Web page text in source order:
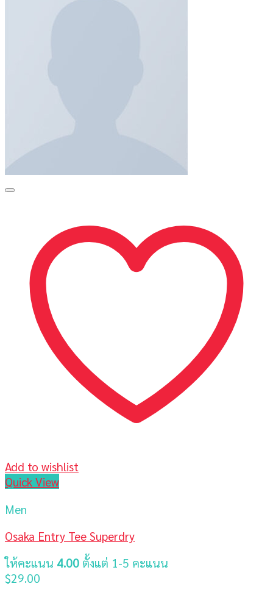
Add to wishlist
Quick View
Men
Osaka Entry Tee Superdry
ให้คะแนน 4.00 ตั้งแต่ 1-5 คะแนน
$29.00